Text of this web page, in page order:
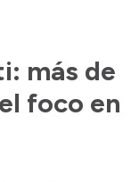
más de
foco en